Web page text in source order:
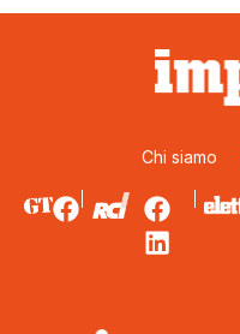
Chi siamo